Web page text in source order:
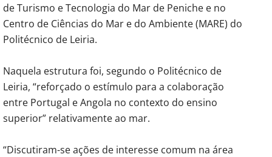
de Turismo e Tecnologia do Mar de Peniche e no
Centro de Ciências do Mar e do Ambiente (MARE) do
Politécnico de Leiria.
Naquela estrutura foi, segundo o Politécnico de
Leiria, “reforçado o estímulo para a colaboração
entre Portugal e Angola no contexto do ensino
superior” relativamente ao mar.
“Discutiram-se ações de interesse comum na área